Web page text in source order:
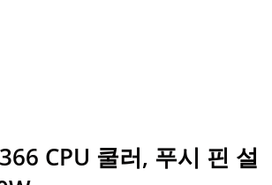
CPU 쿨러, 푸시 핀 설